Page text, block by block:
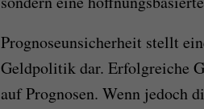
Prognoseunsicherheit stellt
Geldpolitik dar. Erfolgreiche
auf Prognosen. Wenn jedoch